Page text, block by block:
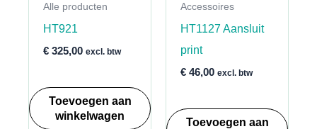
Alle producten
HT921
€325,00 excl. btw
Toevoegen aan
winkelwagen
Accessoires
HT1127 Aansluit
print
€46,00 excl. btw
Toevoegen aan